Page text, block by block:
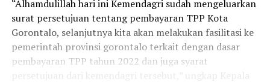
“Alhamdulillah hari ini Kemendagri sudah mengeluarkan
surat persetujuan tentang pembayaran TPP Kota
Gorontalo, selanjutnya kita akan melakukan fasilitasi ke
pemerintah provinsi gorontalo terkait dengan dasar
pembayaran TPP tahun 2022 dan juga syarat